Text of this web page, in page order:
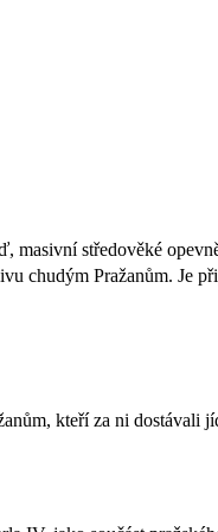
masivní středověké
chudým Pražanům. Je
kteří za ni